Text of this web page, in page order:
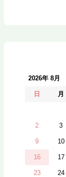
2026年 8月
日 月
2 3
9 10
16 17
23 24